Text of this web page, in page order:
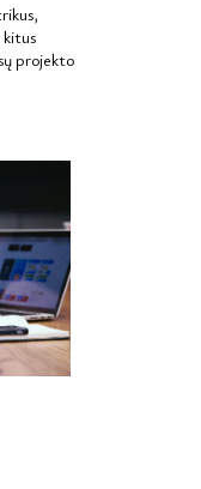
kitus
projekto